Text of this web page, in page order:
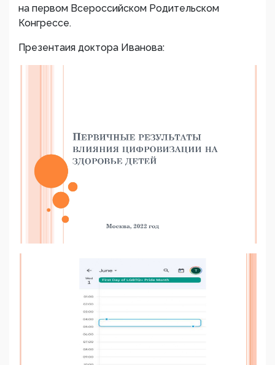
на первом Всероссийском Родительском
Конгрессе.
Презентаия доктора Иванова: